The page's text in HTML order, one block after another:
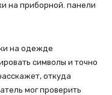
на приборной. панели
на одежде
символы и точно
откуда
мог проверить